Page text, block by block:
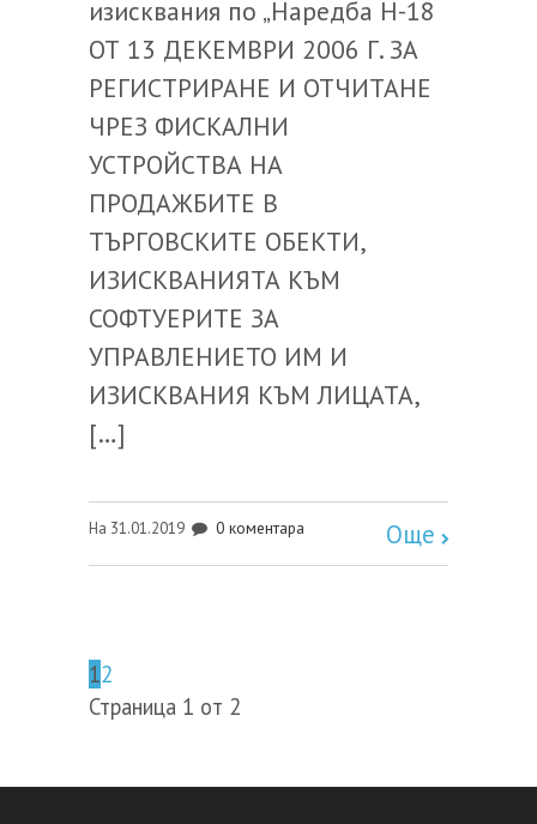
изисквания по „Наредба Н-18
ОТ 13 ДЕКЕМВРИ 2006 Г. ЗА
РЕГИСТРИРАНЕ И ОТЧИТАНЕ
ЧРЕЗ ФИСКАЛНИ
УСТРОЙСТВА НА
ПРОДАЖБИТЕ В
ТЪРГОВСКИТЕ ОБЕКТИ,
ИЗИСКВАНИЯТА КЪМ
СОФТУЕРИТЕ ЗА
УПРАВЛЕНИЕТО ИМ И
ИЗИСКВАНИЯ КЪМ ЛИЦАТА,
[…]
На 31.01.2019 0 коментара Още
12
Страница 1 от 2